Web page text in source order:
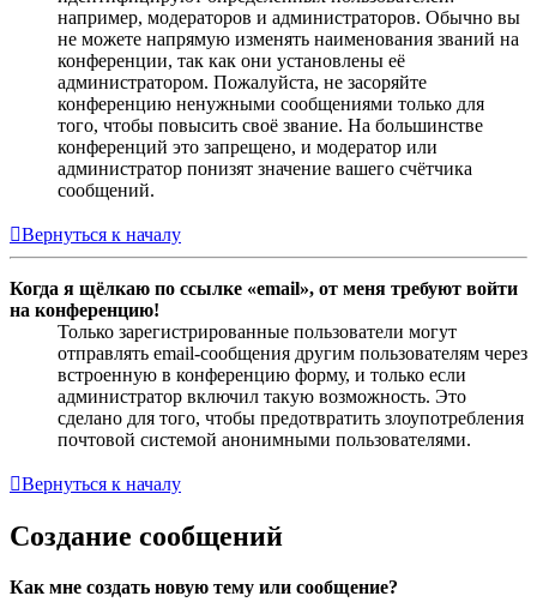
например, модераторов и администраторов. Обычно вы
не можете напрямую изменять наименования званий на
конференции, так как они установлены её
администратором. Пожалуйста, не засоряйте
конференцию ненужными сообщениями только для
того, чтобы повысить своё звание. На большинстве
конференций это запрещено, и модератор или
администратор понизят значение вашего счётчика
сообщений.
Вернуться к началу
Когда я щёлкаю по ссылке «email», от меня требуют войти
на конференцию!
Только зарегистрированные пользователи могут
отправлять email-сообщения другим пользователям через
встроенную в конференцию форму, и только если
администратор включил такую возможность. Это
сделано для того, чтобы предотвратить злоупотребления
почтовой системой анонимными пользователями.
Вернуться к началу
Создание сообщений
Как мне создать новую тему или сообщение?